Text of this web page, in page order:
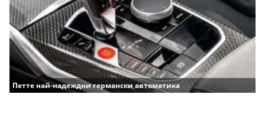
Петте най-надеждни германски автоматика